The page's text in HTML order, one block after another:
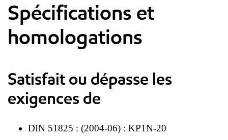
Spécifications et
homologations
Satisfait ou dépasse les
exigences de
DIN 51825 : (2004-06) : KP1N-20